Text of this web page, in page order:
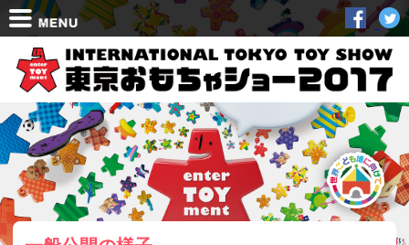
日本語 English
開催概要
ホールマップ
出展社一覧
交通アクセス
キッズライフゾーン